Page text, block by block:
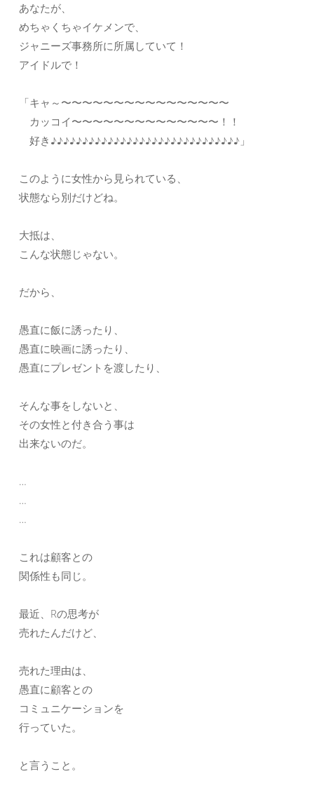
あなたが、
めちゃくちゃイケメンで、
ジャニーズ事務所に所属していて！
アイドルで！
「キャ～〜〜〜〜〜〜〜〜〜〜〜〜〜〜〜〜
カッコイ〜〜〜〜〜〜〜〜〜〜〜〜〜〜！！
好き♪♪♪♪♪♪♪♪♪♪♪♪♪♪♪♪♪♪♪♪♪♪♪♪♪♪♪♪♪♪」
このように女性から見られている、
状態なら別だけどね。
大抵は、
こんな状態じゃない。
だから、
愚直に飯に誘ったり、
愚直に映画に誘ったり、
愚直にプレゼントを渡したり、
そんな事をしないと、
その女性と付き合う事は
出来ないのだ。
…
…
…
これは顧客との
関係性も同じ。
最近、Rの思考が
売れたんだけど、
売れた理由は、
愚直に顧客との
コミュニケーションを
行っていた。
と言うこと。